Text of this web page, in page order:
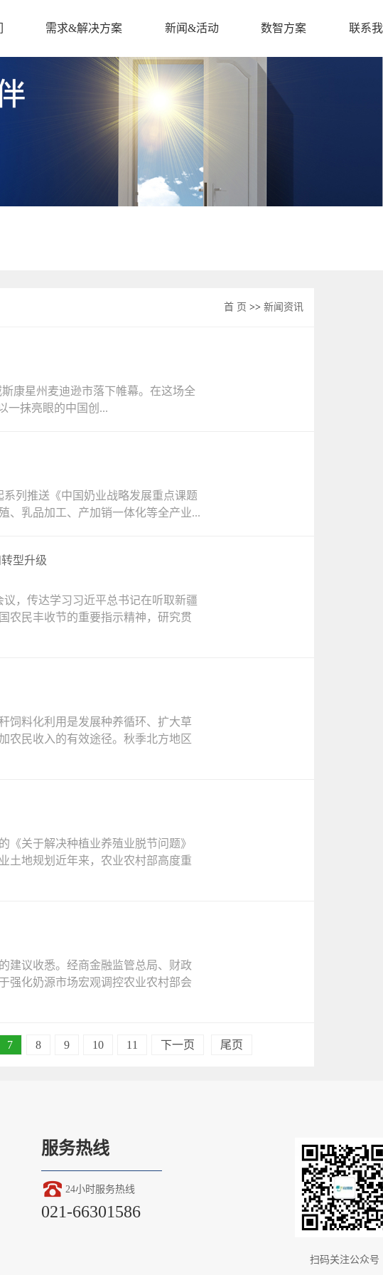
需求&解决方案 新闻&活动 数智方案 联系
首 页 >> 新闻资讯
康星州麦迪逊市落下帷幕。在这场全
一抹亮眼的中国创...
列推送《中国奶业战略发展重点课题
、乳品加工、产加销一体化等全产业...
型升级
，传达学习习近平总书记在听取新疆
农民丰收节的重要指示精神，研究贯
饲料化利用是发展种养循环、扩大草
农民收入的有效途径。秋季北方地区
《关于解决种植业养殖业脱节问题》
土地规划近年来，农业农村部高度重
议收悉。经商金融监管总局、财政
强化奶源市场宏观调控农业农村部会
7 8 9 10 11 下一页 尾页
服务热线
24小时服务热线
021-66301586
扫码关注公众号